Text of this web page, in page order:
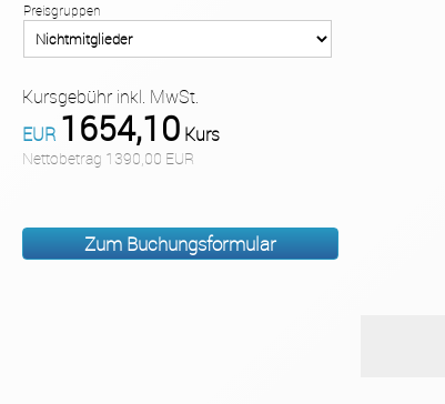
Preisgruppen
Kursgebühr inkl. MwSt.
EUR 1654,10 Kurs
Nettobetrag 1390,00 EUR